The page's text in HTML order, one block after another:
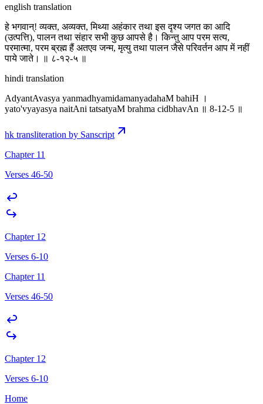
english translation
हे भगवान्! व्यक्त, अव्यक्त, मिथ्या अहंकार तथा इस दृश्य जगत का आदि
(उत्पत्ति), पालन तथा संहार सभी कुछ आपसे है। किन्तु आप परम सत्य,
परमात्मा, परम ब्रह्म हैं अतएव जन्म, मृत्यु तथा पालन जैसे परिवर्तन आप में नहीं
पाये जाते। ॥ ८-१२-५ ॥
hindi translation
AdyantAvasya yanmadhyamidamanyadahaM bahiH ।
yato'vyayasya naitAni tatsatyaM brahma cidbhavAn ॥ 8-12-5 ॥
hk transliteration by Sanscript
Chapter 11
Verses 46-50
Chapter 12
Verses 6-10
Chapter 11
Verses 46-50
Chapter 12
Verses 6-10
Home